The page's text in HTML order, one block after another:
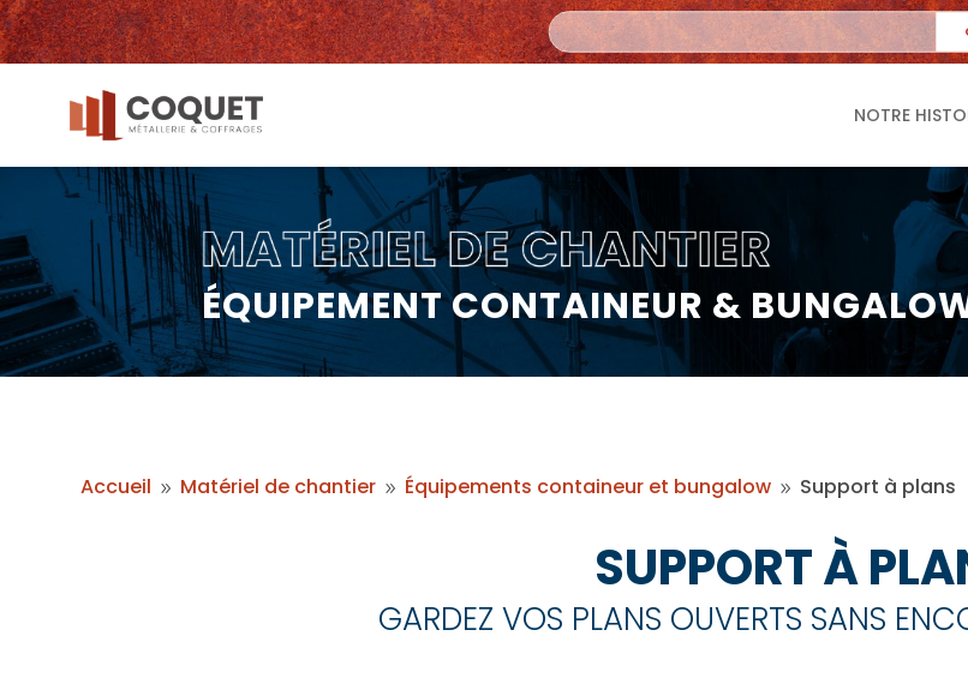
NOTRE
ÉQUIPEMENT CONTAINEUR &
Accueil 9 Matériel de chantier 9 Équipements containeur et bungalow 9 Support à plans
SUPPORT À
GARDEZ VOS PLANS OUVERTS SANS